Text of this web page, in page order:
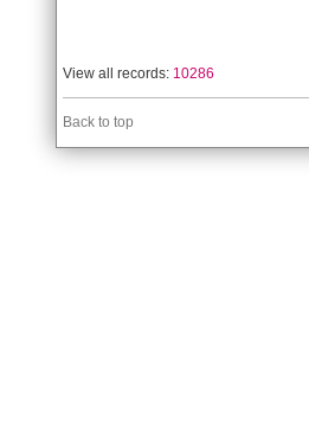
View all records: 10286
Back to top